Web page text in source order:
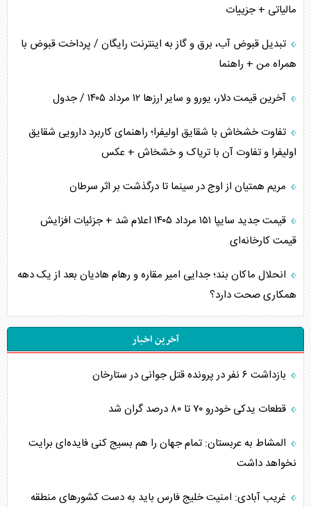
مالیاتی + جزییات
تبدیل قبوض آب، برق و گاز به اینترنت رایگان / پرداخت قبوض با
همراه من + راهنما
آخرین قیمت دلار، یورو و سایر ارز‌ها ۱۲ مرداد ۱۴۰۵ / جدول
تفاوت خشخاش با شقایق اولیفرا؛ راهنمای کاربرد دارویی شقایق
اولیفرا و تفاوت آن با تریاک و خشخاش + عکس
مریم همتیان از اوج در سینما تا درگذشت بر اثر سرطان
قیمت جدید سایپا ۱۵۱ مرداد ۱۴۰۵ اعلام شد + جزئیات افزایش
قیمت کارخانه‌ای
انحلال ماکان بند؛ جدایی امیر مقاره و رهام هادیان بعد از یک دهه
همکاری صحت دارد؟
آخرین اخبار
بازداشت ۶ نفر در پرونده قتل جوانی در ستارخان
قطعات یدکی خودرو ۷۰ تا ۸۰ درصد گران شد
المشاط به عربستان: تمام جهان را هم بسیج کنی فایده‌ای برایت
نخواهد داشت
غریب آبادی: امنیت خلیج فارس باید به دست کشورهای منطقه